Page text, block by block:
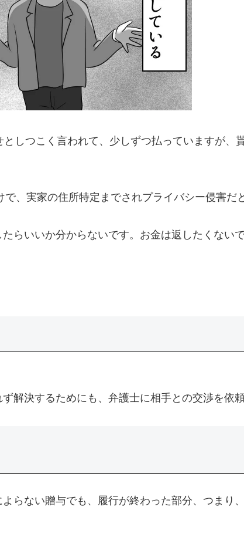
しつこく言われて、少しずつ払っていますが、
、実家の住所特定までされプライバシー侵害だ
らいいか分からないです。お金は返したくない
解決するためにも、弁護士に相手との交渉を依
らない贈与でも、履行が終わった部分、つまり